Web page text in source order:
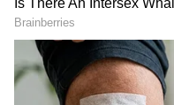
DOWNLOAD APP